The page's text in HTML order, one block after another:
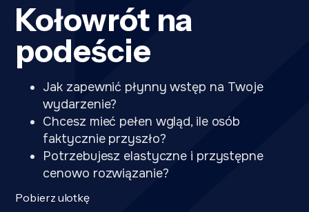
Kołowrót na
podeście
Jak zapewnić płynny wstęp na Twoje
wydarzenie?
Chcesz mieć pełen wgląd, ile osób
faktycznie przyszło?
Potrzebujesz elastyczne i przystępne
cenowo rozwiązanie?
Pobierz ulotkę